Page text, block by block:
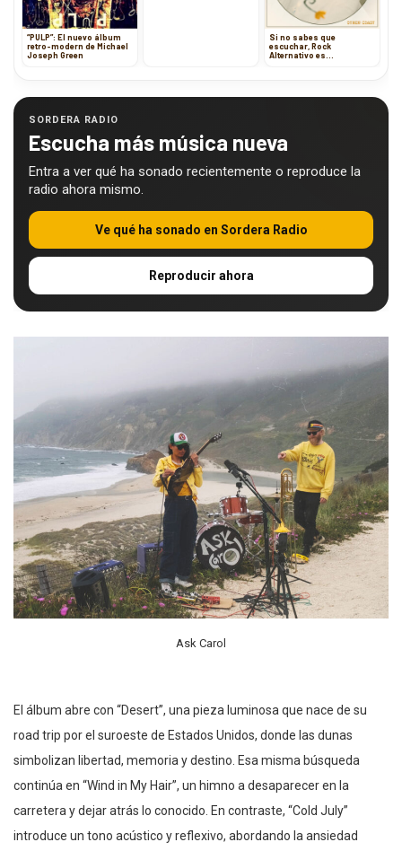
“PULP”: El nuevo álbum
retro-modern de Michael
Joseph Green
Si no sabes que
escuchar, Rock
Alternativo es…
SORDERA RADIO
Escucha más música nueva
Entra a ver qué ha sonado recientemente o reproduce la
radio ahora mismo.
Ve qué ha sonado en Sordera Radio
Reproducir ahora
Ask Carol
El álbum abre con “Desert”, una pieza luminosa que nace de su
road trip por el suroeste de Estados Unidos, donde las dunas
simbolizan libertad, memoria y destino. Esa misma búsqueda
continúa en “Wind in My Hair”, un himno a desaparecer en la
carretera y dejar atrás lo conocido. En contraste, “Cold July”
introduce un tono acústico y reflexivo, abordando la ansiedad